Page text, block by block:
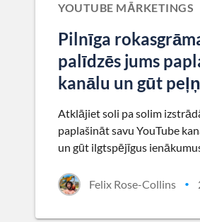
YOUTUBE MĀRKETINGS
Pilnīga
palīdzēs jums
kanālu un gūt
Atklājiet soli pa solim
paplašināt savu YouTube
un gūt ilgtspējīgus
Felix Rose-Collins •